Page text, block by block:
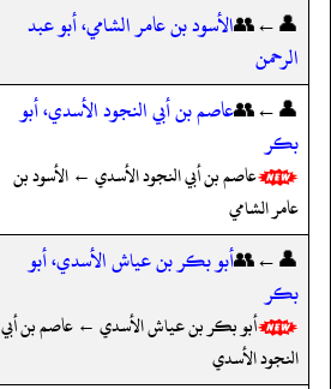
👤←👥الأسود بن عامر الشامي، أبو عبد
الرحمن
👤←👥عاصم بن أبي النجود الأسدي، أبو
بكر
عاصم بن أبي النجود الأسدي ← الأسود بن
عامر الشامي
👤←👥أبو بكر بن عياش الأسدي، أبو
بكر
أبو بكر بن عياش الأسدي ← عاصم بن أبي
النجود الأسدي